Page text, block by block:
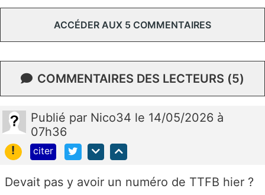
ACCÉDER AUX 5 COMMENTAIRES
COMMENTAIRES DES LECTEURS (5)
Publié par Nico34 le 14/05/2026 à
07h36
!
citer
Devait pas y avoir un numéro de TTFB hier ?